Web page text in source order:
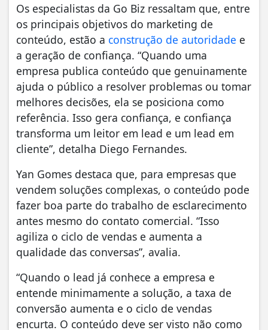
Os especialistas da Go Biz ressaltam que, entre
os principais objetivos do marketing de
conteúdo, estão a construção de autoridade e
a geração de confiança. “Quando uma
empresa publica conteúdo que genuinamente
ajuda o público a resolver problemas ou tomar
melhores decisões, ela se posiciona como
referência. Isso gera confiança, e confiança
transforma um leitor em lead e um lead em
cliente”, detalha Diego Fernandes.
Yan Gomes destaca que, para empresas que
vendem soluções complexas, o conteúdo pode
fazer boa parte do trabalho de esclarecimento
antes mesmo do contato comercial. “Isso
agiliza o ciclo de vendas e aumenta a
qualidade das conversas”, avalia.
“Quando o lead já conhece a empresa e
entende minimamente a solução, a taxa de
conversão aumenta e o ciclo de vendas
encurta. O conteúdo deve ser visto não como